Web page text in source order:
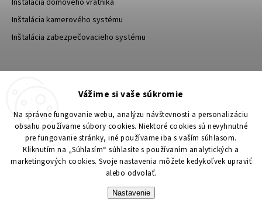
Vážime si vaše súkromie
Na správne fungovanie webu, analýzu návštevnosti a personalizáciu
obsahu používame súbory cookies. Niektoré cookies sú nevyhnutné
pre fungovanie stránky, iné používame iba s vaším súhlasom.
Kliknutím na „Súhlasím“ súhlasíte s používaním analytických a
marketingových cookies. Svoje nastavenia môžete kedykoľvek upraviť
alebo odvolať.
Nastavenie
Inštalácia kamerového systému
Inštalácia zabezpečovacieho systému